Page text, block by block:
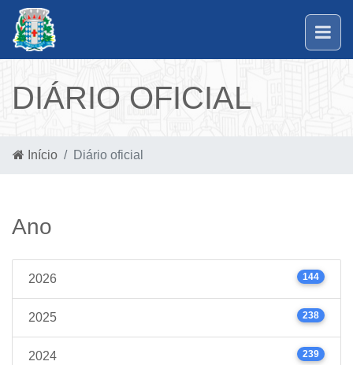
DIÁRIO OFICIAL
Início Diário oficial
Ano
2026 144
2025 238
2024 239